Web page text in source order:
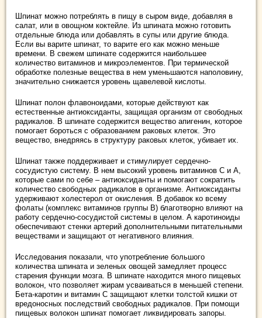
Шпинат можно потреблять в пищу в сыром виде, добавляя в
салат, или в овощном коктейле. Из шпината можно готовить
отдельные блюда или добавлять в супы или другие блюда.
Если вы варите шпинат, то варите его как можно меньше
времени. В свежем шпинате содержится наибольшее
количество витаминов и микроэлементов. При термической
обработке полезные вещества в нем уменьшаются наполовину,
значительно снижается уровень щавелевой кислоты.
Шпинат полон флавоноидами, которые действуют как
естественные антиоксиданты, защищая организм от свободных
радикалов. В шпинате содержится вещество апигенин, которое
помогает бороться с образованием раковых клеток. Это
вещество, внедряясь в структуру раковых клеток, убивает их.
Шпинат также поддерживает и стимулирует сердечно-
сосудистую систему. В нем высокий уровень витаминов С и А,
которые сами по себе – антиоксиданты и помогают сократить
количество свободных радикалов в организме. Антиоксиданты
удерживают холестерол от окисления. В добавок ко всему
фолаты (комплекс витаминов группы В) благотворно влияют на
работу сердечно-сосудистой системы в целом. А каротиноиды
обеспечивают стенки артерий дополнительными питательными
веществами и защищают от негативного влияния.
Исследования показали, что употребление большого
количества шпината и зеленых овощей замедляет процесс
старения функции мозга. В шпинате находится много пищевых
волокон, что позволяет жирам усваиваться в меньшей степени.
Бета-каротин и витамин С защищают клетки толстой кишки от
вредоносных последствий свободных радикалов. При помощи
пищевых волокон шпинат помогает ликвидировать запоры.